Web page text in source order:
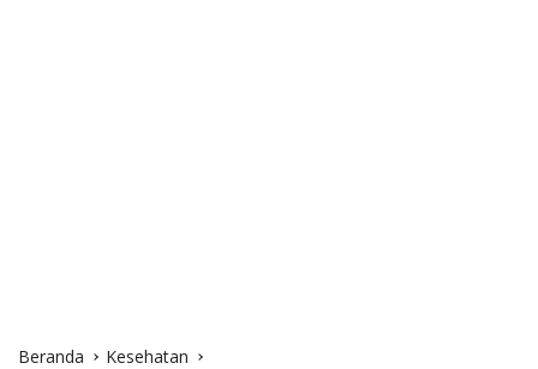
Beranda Kesehatan